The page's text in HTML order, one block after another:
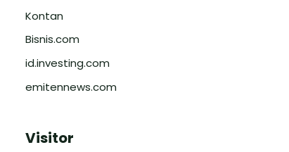
Kontan
Bisnis.com
id.investing.com
emitennews.com
Visitor